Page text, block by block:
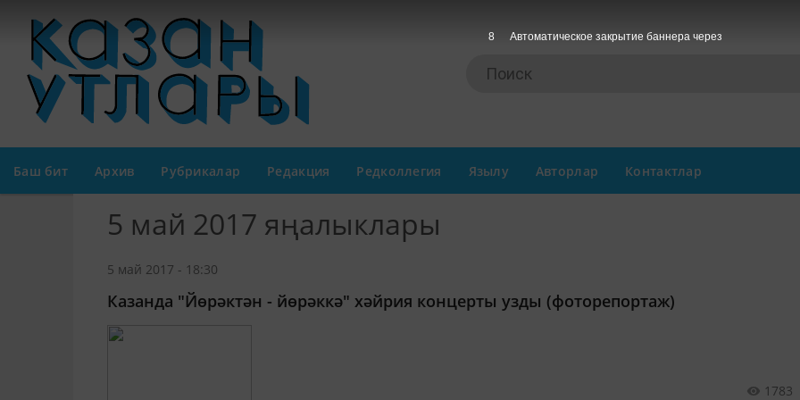
Баш бит Архив Рубрикалар Редакция Редколлегия Язылу Авторлар Контактлар
5 май 2017 яңалыклары
5 май 2017 - 18:30
Казанда "Йөрәктән - йөрәккә" хәйрия концерты узды (фоторепортаж)
1783
7 Автоматическое закрытие баннера через